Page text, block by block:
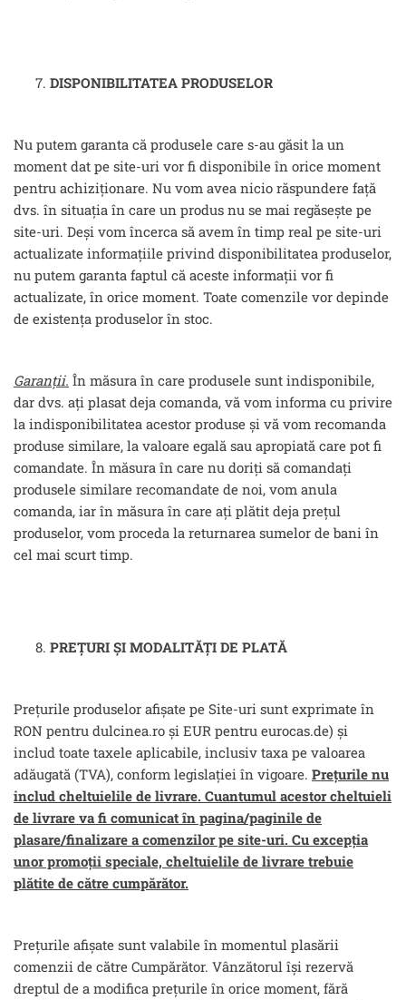
DISPONIBILITATEA PRODUSELOR
Nu putem garanta că produsele care s-au găsit la un
moment dat pe site-uri vor fi disponibile în orice moment
pentru achiziționare. Nu vom avea nicio răspundere față
dvs. în situația în care un produs nu se mai regăsește pe
site-uri. Deși vom încerca să avem în timp real pe site-uri
actualizate informațiile privind disponibilitatea produselor,
nu putem garanta faptul că aceste informații vor fi
actualizate, în orice moment. Toate comenzile vor depinde
de existența produselor în stoc.
Garanții. În măsura în care produsele sunt indisponibile,
dar dvs. ați plasat deja comanda, vă vom informa cu privire
la indisponibilitatea acestor produse și vă vom recomanda
produse similare, la valoare egală sau apropiată care pot fi
comandate. În măsura în care nu doriți să comandați
produsele similare recomandate de noi, vom anula
comanda, iar în măsura în care ați plătit deja prețul
produselor, vom proceda la returnarea sumelor de bani în
cel mai scurt timp.
PREȚURI ȘI MODALITĂȚI DE PLATĂ
Prețurile produselor afișate pe Site-uri sunt exprimate în
RON pentru dulcinea.ro și EUR pentru eurocas.de) și
includ toate taxele aplicabile, inclusiv taxa pe valoarea
adăugată (TVA), conform legislației în vigoare. Prețurile nu
includ cheltuielile de livrare. Cuantumul acestor cheltuieli
de livrare va fi comunicat în pagina/paginile de
plasare/finalizare a comenzilor pe site-uri. Cu excepția
unor promoții speciale, cheltuielile de livrare trebuie
plătite de către cumpărător.
Prețurile afișate sunt valabile în momentul plasării
comenzii de către Cumpărător. Vânzătorul își rezervă
dreptul de a modifica prețurile în orice moment, fără